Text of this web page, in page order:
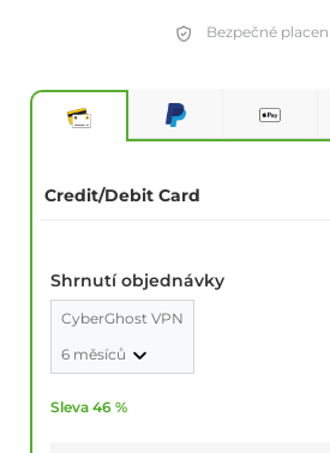
Bezpečné
Credit/Debit Card
Shrnutí objednávky
CyberGhost VPN
6 měsíců
Sleva 46 %